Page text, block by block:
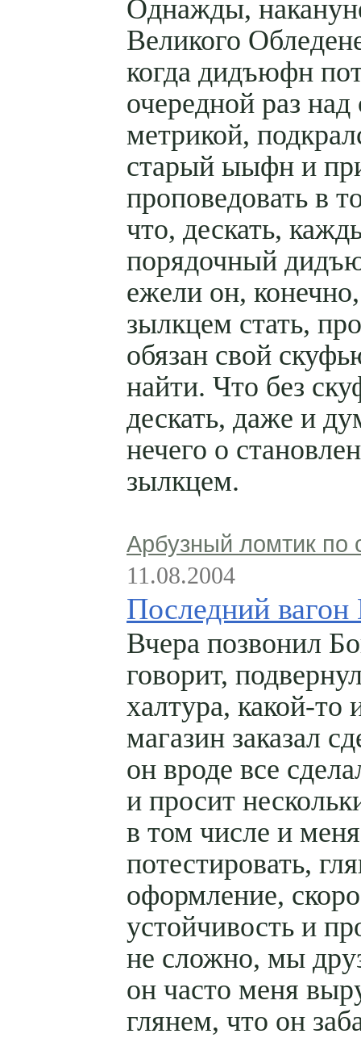
Однажды,
Великого
когда дидъюфн
очередной раз над
метрикой,
старый ыыфн и
проповедовать в
что, дескать,
порядочный
ежели он,
зылкцем стать,
обязан свой
найти. Что без
дескать, даже и
нечего о
зылкцем.
Арбузный ломтик по
11.08.2004
Последний
Вчера позвонил
говорит,
халтура, какой-то
магазин заказал
он вроде все
и просит
в том числе и
потестировать,
оформление,
устойчивость и
не сложно, мы
он часто меня
глянем, что он